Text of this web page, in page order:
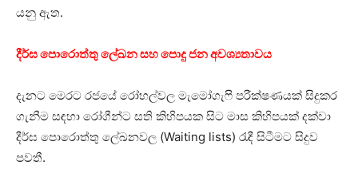
යනු ඇත.
දීර්ඝ පොරොත්තු ලේඛන සහ පොදු ජන අවශ්‍යතාවය
දැනට මෙරට රජයේ රෝහල්වල මැමෝගැෆි පරීක්ෂණයක් සිදුකර
ගැනීම සඳහා රෝගීන්ට සති කිහිපයක සිට මාස කිහිපයක් දක්වා
දීර්ඝ පොරොත්තු ලේඛනවල (Waiting lists) රැඳී සිටීමට සිදුව
පවතී.